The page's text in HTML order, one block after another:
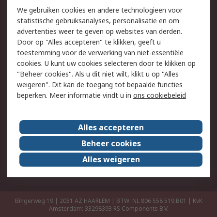
Track & Trace
Wettelijk
Cookiebeleid
Email veiligheid
Privacybeleid
Websitevoorwaarden
Algemene
verkoopvoorwaarden
Over RS
RS Group
Over ons
RS wereldwijd
Werken bij RS
ESG
Bingerweg 19 | 2031 AZ HAARLEM | BTW: NL 806 558 519.B01 | KvK
Amsterdam: 33298393 RS Components B.V.
We gebruiken cookies en andere technologieën voor
statistische gebruiksanalyses, personalisatie en om
advertenties weer te geven op websites van derden.
Door op "Alles accepteren" te klikken, geeft u
toestemming voor de verwerking van niet-essentiële
cookies. U kunt uw cookies selecteren door te klikken op
"Beheer cookies". Als u dit niet wilt, klikt u op "Alles
weigeren". Dit kan de toegang tot bepaalde functies
beperken. Meer informatie vindt u in ons cookiebeleid
Alles accepteren
Beheer cookies
Alles weigeren